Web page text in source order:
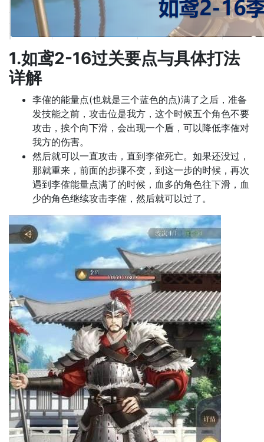
1.如鸢2-16过关要点与具体打法
详解
李傕的能量点(也就是三个蓝色的点)满了之后，准备
发技能之前，攻击位是我方，这个时候五个角色不要
攻击，挨个向下滑，会出现一个盾，可以降低李傕对
我方的伤害。
然后就可以一直攻击，直到李傕死亡。如果还没过，
那就重来，前面的步骤不变，到这一步的时候，再次
遇到李傕能量点满了的时候，血多的角色往下滑，血
少的角色继续攻击李傕，然后就可以过了。